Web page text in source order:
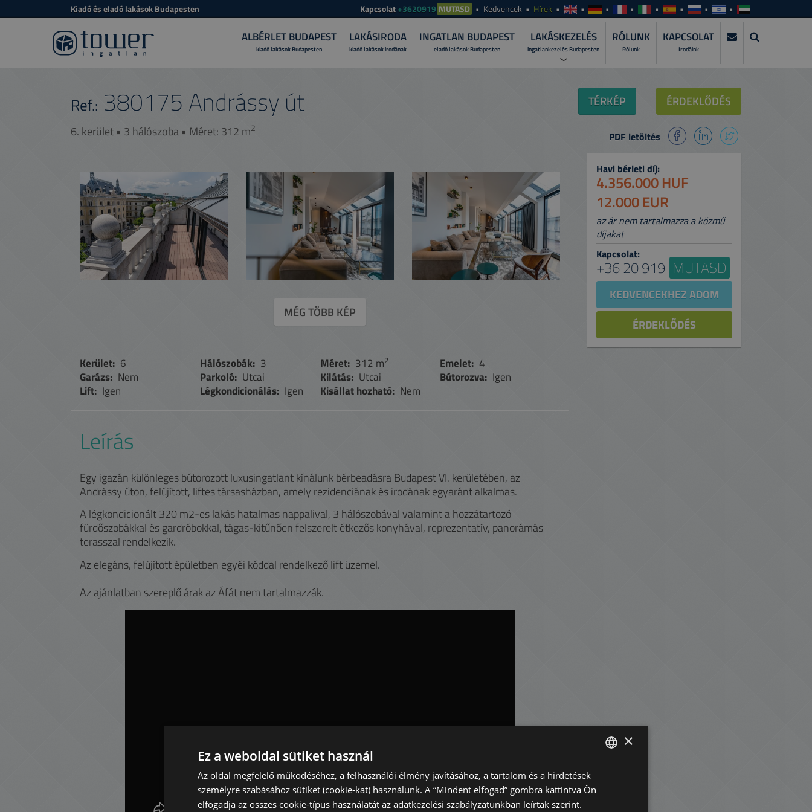
Kiadó és eladó lakások Budapesten Kapcsolat+3620919 MUTASD Kedvencek Hírek
ALBÉRLET BUDAPEST
kiadó lakások Budapesten
LAKÁSIRODA
kiadó lakások irodának
INGATLAN BUDAPEST
eladó lakások Budapesten
LAKÁSKEZELÉS
ingatlankezelés Budapesten
MI A LAKÁSKEZELÉS?
Fedezze fel, miért bízza szakemberre a lakáskiadás teljes
PRÓBÁLJA KI ALKALMAZÁSUNKAT >
Tekintese át lakása ügyeit bárhol, bármikor, naprakészen!
RÓLUNK
Rólunk
KAPCSOLAT
Irodáink
Andrássy út
Ref.: 380175
6. kerület • 3 hálószoba • Méret: 312 m2
TÉRKÉP ÉRDEKLŐDÉS
PDF letöltés
MÉG TÖBB KÉP
Kerület: 6 Hálószobák: 3 Méret: 312 m2 Emelet: 4
Garázs: Nem Parkoló: Utcai Kilátás: Utcai Bútorozva: Igen
Lift: Igen Légkondicionálás: Igen Kisállat hozható: Nem
Leírás
Egy igazán különleges bútorozott luxusingatlant kínálunk bérbeadásra Budapest VI. kerületében, az
Andrássy úton, felújított, liftes társasházban, amely rezidenciának és irodának egyaránt alkalmas.
A légkondicionált 320 m2-es lakás hatalmas nappalival, 3 hálószobával valamint a hozzátartozó
fürdőszobákkal és gardróbokkal, tágas-kitűnően felszerelt étkezős konyhával, reprezentatív, panorámás
terasszal rendelkezik.
Az elegáns, felújított épületben egyéi kóddal rendelkező lift üzemel.
Az ajánlatban szereplő árak az Áfát nem tartalmazzák.
Havi bérleti díj:
4.356.000 HUF
12.000 EUR
az ár nem tartalmazza a közmű
díjakat
Kapcsolat:
+36 20 919 MUTASD
KEDVENCEKHEZ ADOM
ÉRDEKLŐDÉS
ENGLISH
HUNGARIAN
×
Ez a weboldal sütiket használ
Az oldal megfelelő működéséhez, a felhasználói élmény javításához, a tartalom és a hirdetések
személyre szabásához sütiket (cookie-kat) használunk. A “Mindent elfogad” gombra kattintva Ön
elfogadja az összes cookie-típus használatát az adatkezelési szabályzatunkban leírtak szerint.